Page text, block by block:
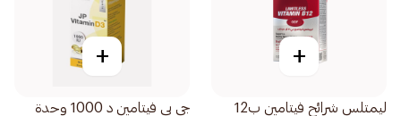
+
ليمتلس شرائح فيتامين ب12
+
جي بي فيتامين د 1000 وحدة